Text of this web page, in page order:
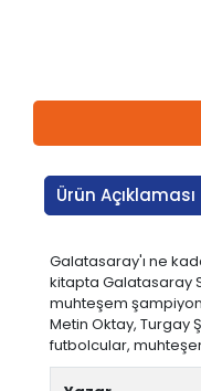
Ürün Açıklaması
Galatasaray'ı ne
kitapta Galatasaray
muhteşem
Metin Oktay, Turgay
futbolcular,